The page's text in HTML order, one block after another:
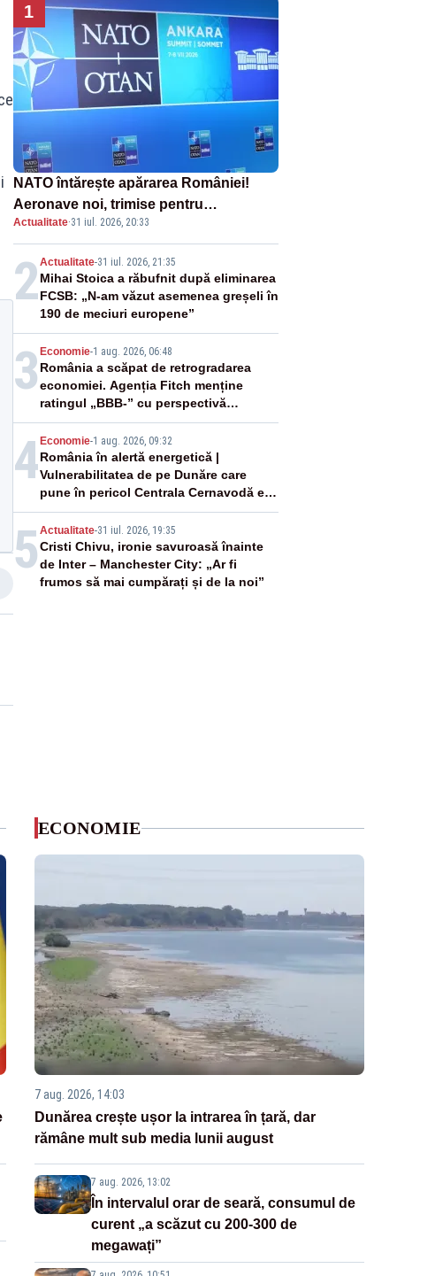
1
NATO întărește apărarea României!
Aeronave noi, trimise pentru
interceptarea și distrugerea dronelor
Actualitate·31 iul. 2026, 20:33
2Actualitate-31 iul. 2026, 21:35
Mihai Stoica a răbufnit după eliminarea
FCSB: „N-am văzut asemenea greșeli în
190 de meciuri europene”
3 Economie-1 aug. 2026, 06:48
România a scăpat de retrogradarea
economiei. Agenția Fitch menține
ratingul „BBB-” cu perspectivă
negativă
4 Economie-1 aug. 2026, 09:32
România în alertă energetică |
Vulnerabilitatea de pe Dunăre care
pune în pericol Centrala Cernavodă era
cunoscută de pe vremea lui Ceaușescu
5 Actualitate-31 iul. 2026, 19:35
Cristi Chivu, ironie savuroasă înainte
de Inter – Manchester City: „Ar fi
frumos să mai cumpărați și de la noi”
ECONOMIE
7 aug. 2026, 14:03
Dunărea crește ușor la intrarea în țară, dar
rămâne mult sub media lunii august
7 aug. 2026, 13:02
În intervalul orar de seară, consumul de
curent „a scăzut cu 200-300 de
megawați”